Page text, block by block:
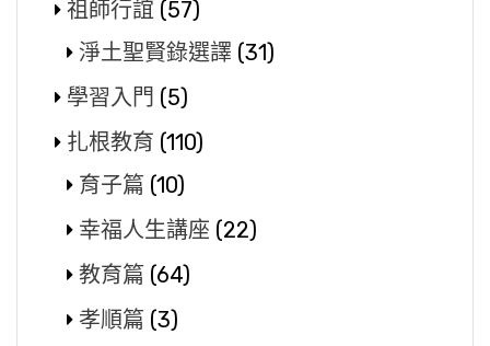
祖師行誼 (57)
淨土聖賢錄選譯 (31)
學習入門 (5)
扎根教育 (110)
育子篇 (10)
幸福人生講座 (22)
教育篇 (64)
孝順篇 (3)